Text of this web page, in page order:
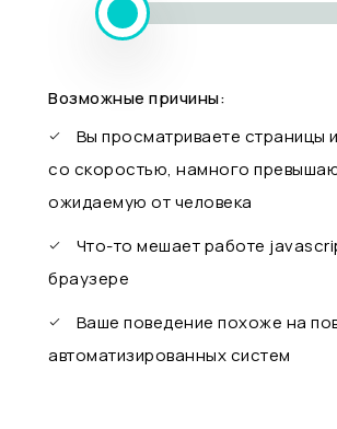
Возможные причины:
Вы просматриваете страницы
со скоростью, намного
ожидаемую от человека
Что-то мешает работе
браузере
Ваше поведение похоже на
автоматизированных систем